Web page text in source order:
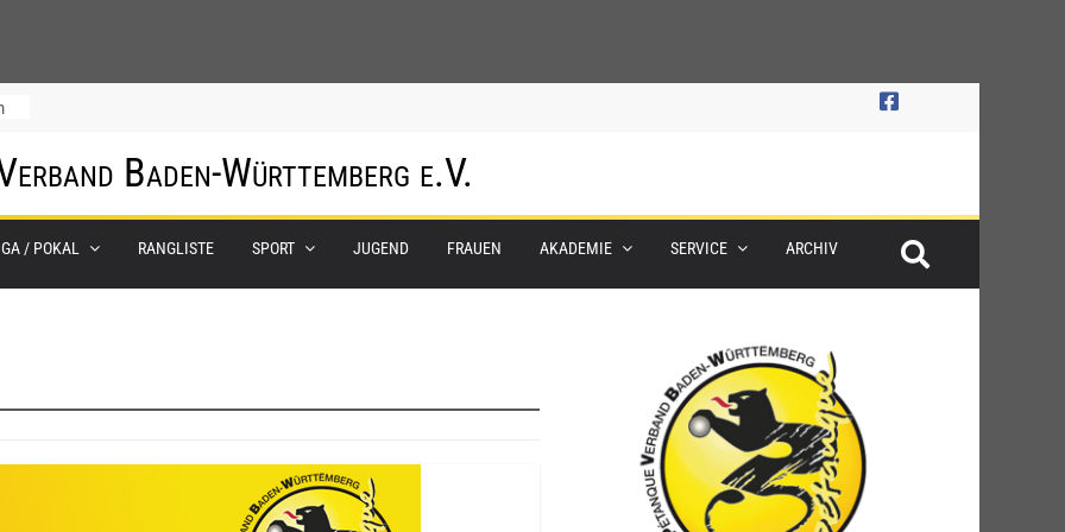
Baden-Württemberg e.V.
/ POKAL RANGLISTE SPORT JUGEND FRAUEN AKADEMIE SERVICE ARCHIV